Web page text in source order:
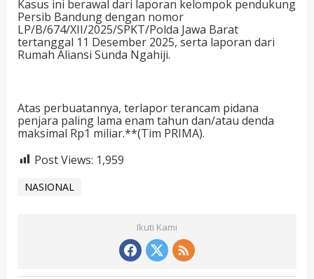
Kasus ini berawal dari laporan kelompok pendukung
Persib Bandung dengan nomor
LP/B/674/XII/2025/SPKT/Polda Jawa Barat
tertanggal 11 Desember 2025, serta laporan dari
Rumah Aliansi Sunda Ngahiji.
Atas perbuatannya, terlapor terancam pidana
penjara paling lama enam tahun dan/atau denda
maksimal Rp1 miliar.**(Tim PRIMA).
Post Views: 1,959
NASIONAL
Ikuti Kami